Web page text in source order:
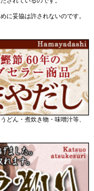
に妥協は許されないのです。
どん・煮炊き物・味噌汁等、